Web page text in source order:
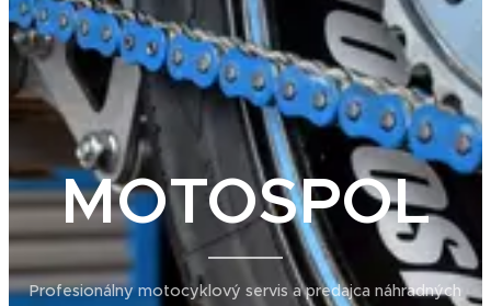
MOTOSPOL
Profesionálny motocyklový servis a predajca náhradných